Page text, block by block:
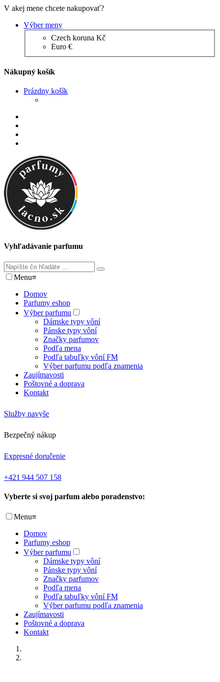
V akej mene chcete nakupovať?
Výber meny
Czech koruna Kč
Euro €
Nákupný košík
Prázdny košík
Vyhľadávanie parfumu
Menu≡
Domov
Parfumy eshop
Výber parfumu
Dámske typy vôní
Pánske typy vôní
Značky parfumov
Podľa mena
Podľa tabuľky vôní FM
Výber parfumu podľa znamenia
Zaujímavosti
Poštovné a doprava
Kontakt
Služby navyše
Bezpečný nákup
Expresné doručenie
+421 944 507 158
Vyberte si svoj parfum alebo poradenstvo:
Menu≡
Domov
Parfumy eshop
Výber parfumu
Dámske typy vôní
Pánske typy vôní
Značky parfumov
Podľa mena
Podľa tabuľky vôní FM
Výber parfumu podľa znamenia
Zaujímavosti
Poštovné a doprava
Kontakt